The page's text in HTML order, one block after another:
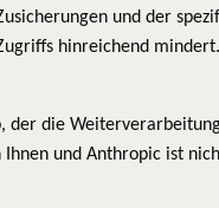
und der
hinreichend
der die
Ihnen und Anthropic ist